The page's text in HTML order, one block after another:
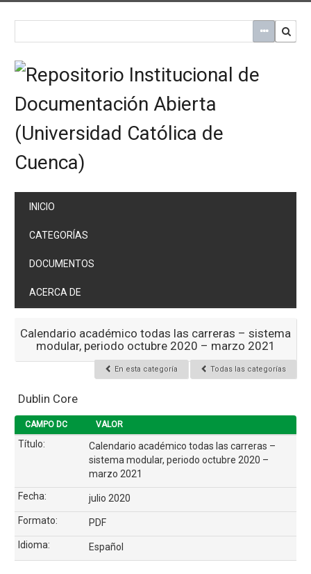
INICIO
CATEGORÍAS
DOCUMENTOS
ACERCA DE
Calendario académico todas las carreras – sistema
modular, periodo octubre 2020 – marzo 2021
En esta categoría Todas las categorías
Dublin Core
CAMPO DC VALOR
Título:
Calendario académico todas las carreras –
sistema modular, periodo octubre 2020 –
marzo 2021
Fecha:
julio 2020
Formato:
PDF
Idioma:
Español